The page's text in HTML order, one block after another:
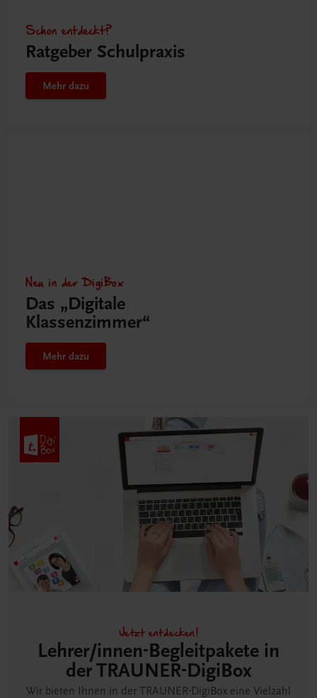
Schon entdeckt?
Ratgeber Schulpraxis
Mehr dazu
Neu in der DigiBox
Das „Digitale
Klassenzimmer“
Mehr dazu
Jetzt entdecken!
Lehrer/innen-Begleitpakete in
der TRAUNER-DigiBox
Wir bieten Ihnen in der TRAUNER-DigiBox eine Vielzahl